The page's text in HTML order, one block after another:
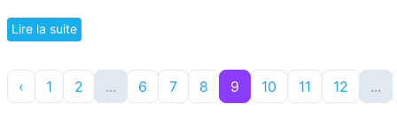
Lire la suite
‹ 1 2 ... 6 7 8 9 10 11 12 ...